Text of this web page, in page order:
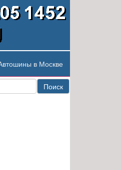
в Москве
Поиск